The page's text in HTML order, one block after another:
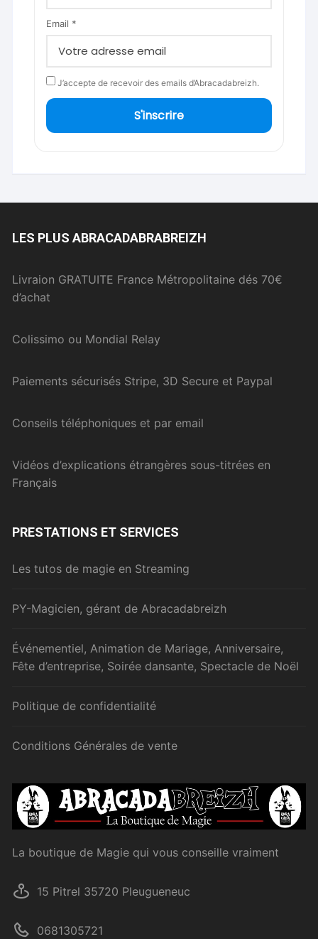
Email *
J’accepte de recevoir des emails d’Abracadabreizh.
S'inscrire
LES PLUS ABRACADABRABREIZH
Livraion GRATUITE France Métropolitaine dés 70€
d’achat
Colissimo ou Mondial Relay
Paiements sécurisés Stripe, 3D Secure et Paypal
Conseils téléphoniques et par email
Vidéos d’explications étrangères sous-titrées en
Français
PRESTATIONS ET SERVICES
Les tutos de magie en Streaming
PY-Magicien, gérant de Abracadabreizh
Événementiel, Animation de Mariage, Anniversaire,
Fête d’entreprise, Soirée dansante, Spectacle de Noël
Politique de confidentialité
Conditions Générales de vente
La boutique de Magie qui vous conseille vraiment
15 Pitrel 35720 Pleugueneuc
0681305721